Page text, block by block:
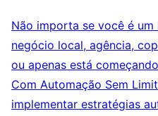
Não importa se você é
negócio local, agência,
ou apenas está
Com Automação Sem
implementar estratégias